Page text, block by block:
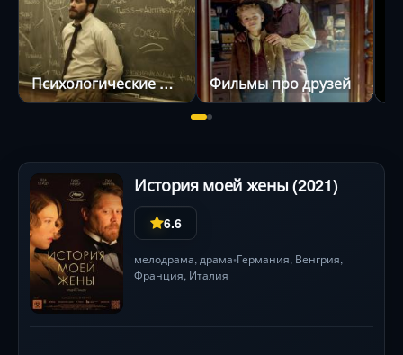
Психологические фильмы Фильмы про друзей
История моей жены (2021)
6.6
мелодрама, драма•Германия, Венгрия,
Франция, Италия